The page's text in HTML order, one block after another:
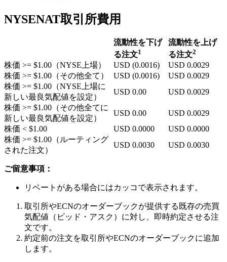
NYSENAT取引所費用
流動性を下げ
る注文1
流動性を上げ
る注文2
株価 >= $1.00（NYSE上場） USD (0.0016) USD 0.0029
株価 >= $1.00（その他全て）
USD (0.0016) USD 0.0029
株価 >= $1.00（NYSE上場に
新しい最良気配値を設定）
USD 0.00 USD 0.0029
株価 >= $1.00（その他全てに
新しい最良気配値を設定）
USD 0.00 USD 0.0029
株価 < $1.00
USD 0.0000 USD 0.0000
株価 >= $1.00（ルーティング
された注文）
USD 0.0030 USD 0.0030
ご留意事項：
リベートがある場合にはカッコで表示されます。
取引所やECNのオーダーブックが提供する既存の売買
気配値（ビッド・アスク）に対し、即時約定させる注
文です。
約定前の注文を取引所やECNのオーダーブックに追加
します。